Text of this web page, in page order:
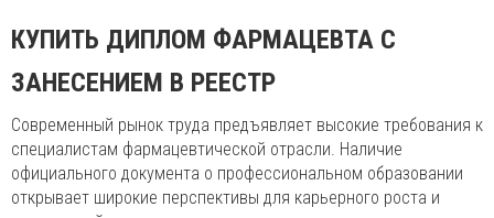
КУПИТЬ ДИПЛОМ ФАРМАЦЕВТА С
ЗАНЕСЕНИЕМ В РЕЕСТР
Современный рынок труда предъявляет высокие требования к
специалистам фармацевтической отрасли. Наличие
официального документа о профессиональном образовании
открывает широкие перспективы для карьерного роста и